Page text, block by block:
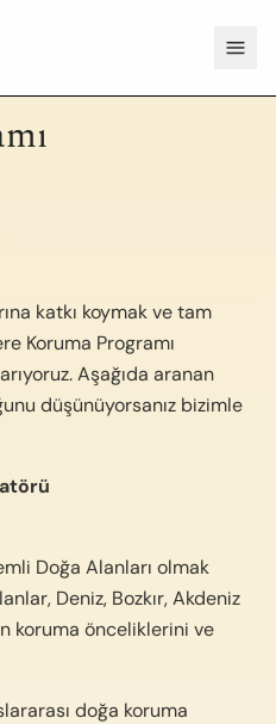
katkı koymak ve tam
Koruma Programı
Aşağıda aranan
düşünüyorsanız bizimle
Doğa Alanları olmak
Deniz, Bozkır, Akdeniz
koruma önceliklerini ve
doğa koruma